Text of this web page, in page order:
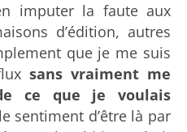
imputer la faute aux
d’édition, autres
que je me suis
sans vraiment me
ce que je voulais
sentiment d’être là par